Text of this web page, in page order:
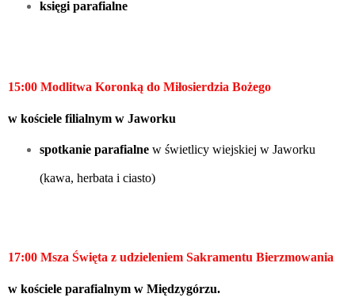
księgi parafialne
15:00 Modlitwa Koronką do Miłosierdzia Bożego
w kościele filialnym w Jaworku
spotkanie parafialnew świetlicy wiejskiej w Jaworku
(kawa, herbata i ciasto)
17:00 Msza Święta z udzieleniem Sakramentu Bierzmowania
w kościele parafialnym w Międzygórzu.